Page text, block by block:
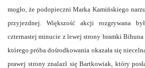
mogło, że podopieczni Marka Kamińskiego
przyjezdnej. Większość akcji rozgrywana
czternastej minucie z lewej strony bramki Bihuna
którego próba dośrodkowania okazała się
prawej strony znalazł się Bartkowiak, który